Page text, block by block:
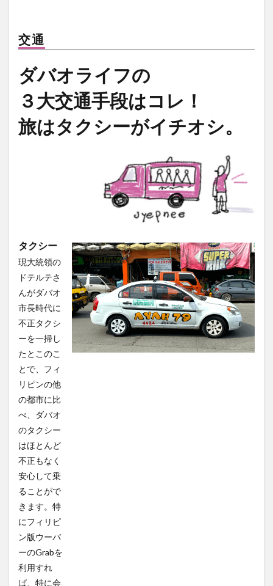
交通
ダバオライフの
３大交通手段はコレ！
旅はタクシーがイチオシ。
タクシー
現大統領の
ドテルテさ
んがダバオ
市長時代に
不正タクシ
ーを一掃し
たとこのこ
とで、フィ
リピンの他
の都市に比
べ、ダバオ
のタクシー
はほとんど
不正もなく
安心して乗
ることがで
きます。特
にフィリピ
ン版ウーバ
ーのGrabを
利用すれ
ば、特に会